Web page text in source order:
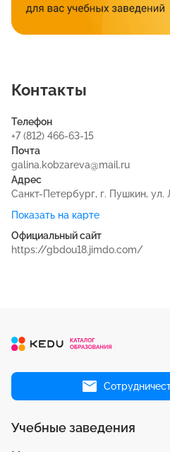
Контакты
Телефон
+7 (812) 466-63-15
Почта
galina.kobzareva@mail.ru
Адрес
Санкт-Петербург, г. Пушкин, ул.
Показать на карте
Официальный сайт
https://gbdou18.jimdo.com/
Учебные заведения